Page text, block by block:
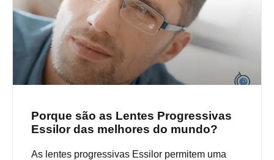
Porque são as Lentes Progressivas
Essilor das melhores do mundo?
As lentes progressivas Essilor permitem uma